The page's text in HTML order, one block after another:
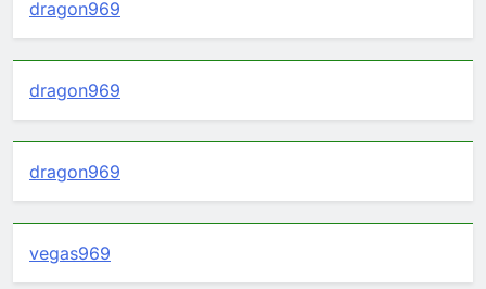
dragon969
dragon969
dragon969
vegas969